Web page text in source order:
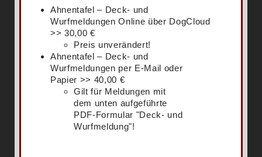
Ahnentafel – Deck- und
Wurfmeldungen Online über DogCloud
>> 30,00 €
Preis unverändert!
Ahnentafel – Deck- und
Wurfmeldungen per E-Mail oder
Papier >> 40,00 €
Gilt für Meldungen mit
dem unten aufgeführte
PDF-Formular "Deck- und
Wurfmeldung"!